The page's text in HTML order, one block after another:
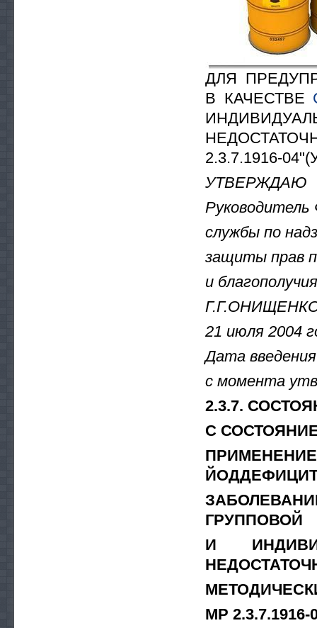
ДЛЯ
В КАЧЕСТВЕ
2.3.7.1916-
УТВЕРЖДАЮ
Руководитель
службы по
защиты прав
и
21 июля 2004
Дата введения
с момента
2.3.7.
С
ГРУППОВОЙ
И
МР 2.3.7.1916-